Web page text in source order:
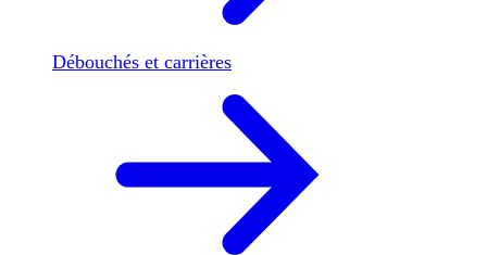
Débouchés et carrières